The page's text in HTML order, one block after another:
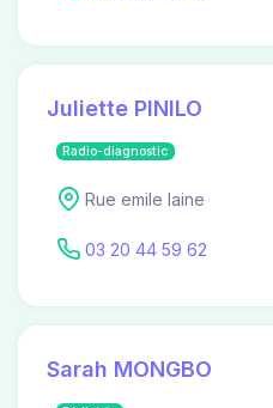
Juliette PINILO
Radio-diagnostic
Rue emile laine
03 20 44 59 62
Sarah MONGBO